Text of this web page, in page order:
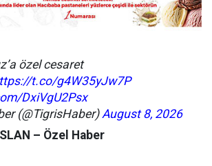
özel cesaret
t.co/g4W35yJw7P
DxiVgU2Psx
(@TigrisHaber)August 8, 2026
– Özel Haber